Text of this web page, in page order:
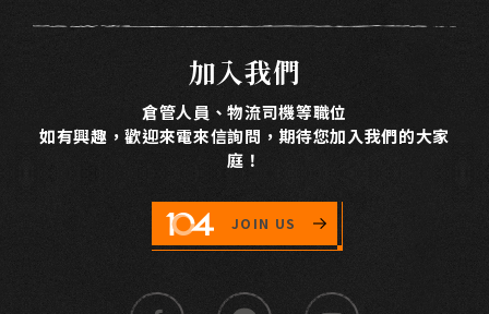
加入我們
倉管人員、物流司機等職位
如有興趣，歡迎來電來信詢問，期待您加入我們的大家
庭！
JOIN US